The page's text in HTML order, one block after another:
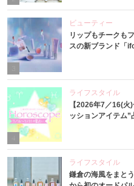
3
ビューティー
リップもチークも
スの新ブランド「
ライフスタイル
【2026年7／16(
ッションアイテム
ライフスタイル
鎌倉の海風をまと